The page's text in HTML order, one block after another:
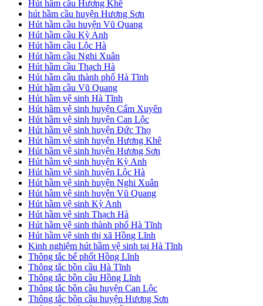
Hút hầm cầu Hương Khê
hút hầm cầu huyện Hương Sơn
Hút hầm cầu huyện Vũ Quang
Hút hầm cầu Kỳ Anh
Hút hầm cầu Lộc Hà
Hút hầm cầu Nghi Xuân
Hút hầm cầu Thạch Hà
Hút hầm cầu thành phố Hà Tĩnh
Hút hầm cầu Vũ Quang
Hút hầm vệ sinh Hà Tĩnh
Hút hầm vệ sinh huyện Cẩm Xuyên
Hút hầm vệ sinh huyện Can Lộc
Hút hầm vệ sinh huyện Đức Thọ
Hút hầm vệ sinh huyện Hương Khê
Hút hầm vệ sinh huyện Hương Sơn
Hút hầm vệ sinh huyện Kỳ Anh
Hút hầm vệ sinh huyện Lộc Hà
Hút hầm vệ sinh huyện Nghi Xuân
Hút hầm vệ sinh huyện Vũ Quang
Hút hầm vệ sinh Kỳ Anh
Hút hầm vệ sinh Thạch Hà
Hút hầm vệ sinh thành phố Hà Tĩnh
Hút hầm vệ sinh thị xã Hồng Lĩnh
Kinh nghiệm hút hầm vệ sinh tại Hà Tĩnh
Thông tắc bể phốt Hồng Lĩnh
Thông tắc bồn cầu Hà Tĩnh
Thông tắc bồn cầu Hồng Lĩnh
Thông tắc bồn cầu huyện Can Lộc
Thông tắc bồn cầu huyện Hương Sơn